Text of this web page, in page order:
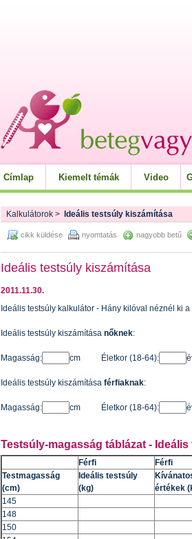
Címlap Kiemelt témák Video
Kalkulátorok > Ideális testsúly kiszámítása
cikk küldése nyomtatás nagyobb betű
Ideális testsúly kiszámítása
2011.11.30.
Ideális testsúly kalkulátor - Hány kilóval néznél ki
Ideális testsúly kiszámítása nőknek:
Magasság: cm Életkor (18-64):
Ideális testsúly kiszámítása férfiaknak:
Magasság: cm Életkor (18-64):
Testsúly-magasság táblázat -
Férfi Férfi
Testmagasság
(cm)
Ideális testsúly
(kg)
értékek
145
148
150